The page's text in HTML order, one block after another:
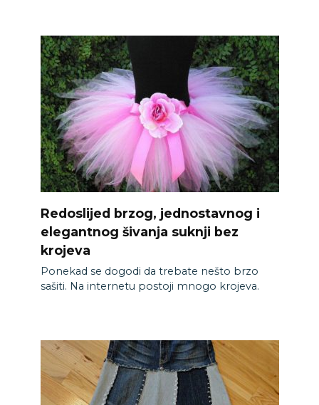
Redoslijed brzog, jednostavnog i
elegantnog šivanja suknji bez
krojeva
Ponekad se dogodi da trebate nešto brzo
sašiti. Na internetu postoji mnogo krojeva.